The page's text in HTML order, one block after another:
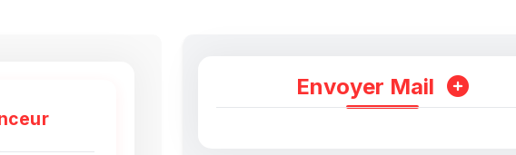
Envoyer Mail